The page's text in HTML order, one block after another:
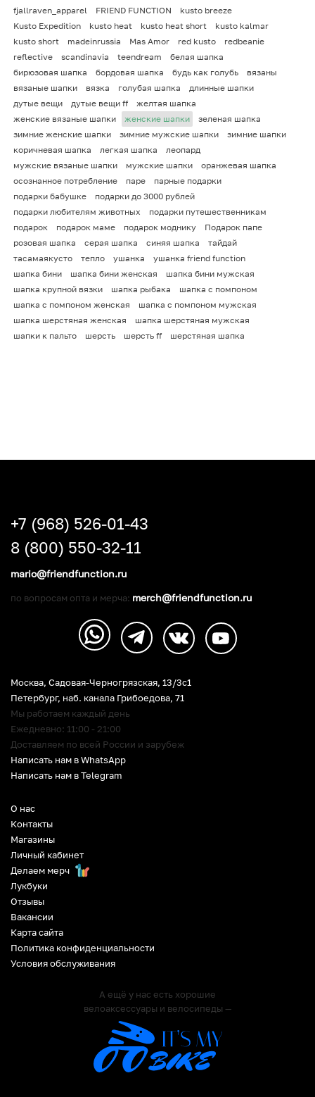
fjallraven_apparel
FRIEND FUNCTION
kusto breeze
Kusto Expedition
kusto heat kusto heat short
kusto kalmar
kusto short
madeinrussia Mas Amor red kusto
redbeanie
reflective
scandinavia teendream
белая шапка
бирюзовая шапка
бордовая шапка будь как голубь
вязаны
вязаные шапки
вязка голубая шапка
длинные шапки
дутые вещи
дутые вещи ff
желтая шапка
женские вязаные шапки
женские шапки
зеленая шапка
зимние женские шапки
зимние мужские шапки
зимние шапки
коричневая шапка
легкая шапка
леопард
мужские вязаные шапки
мужские шапки
оранжевая шапка
осознанное потребление
паре
парные подарки
подарки бабушке
подарки до 3000 рублей
подарки любителям животных
подарки путешественникам
подарок
подарок маме подарок моднику
Подарок папе
розовая шапка
серая шапка синяя шапка
тайдай
тасамаякусто
тепло ушанка
ушанка friend function
шапка бини
шапка бини женская
шапка бини мужская
шапка крупной вязки
шапка рыбака
шапка с помпоном
шапка с помпоном женская
шапка с помпоном мужская
шапка шерстяная женская
шапка шерстяная мужская
шапки к пальто
шерсть шерсть ff шерстяная шапка
О нас
Контакты
Магазины
Личный кабинет
Делаем мерч
Лукбуки
Отзывы
Вакансии
Карта сайта
Политика конфиденциальности
Условия обслуживания
А ещё у нас есть хорошие
велоаксессуары и велосипеды —
Москва, Садовая-Черногрязская, 13/3c1
Петербург, наб. канала Грибоедова, 71
Мы работаем каждый день
Ежедневно: 11:00 - 21:00
Доставляем по всей России и зарубеж
Написать нам в WhatsApp
Написать нам в Telegram
+7 (968) 526-01-43
8 (800) 550-32-11
mario@friendfunction.ru
по вопросам опта и мерча: merch@friendfunction.ru